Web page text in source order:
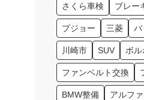
さくら車検 ブレー
プジョー 三菱 バ
川崎市 SUV ボル
ファンベルト交換
BMW整備 アルフ